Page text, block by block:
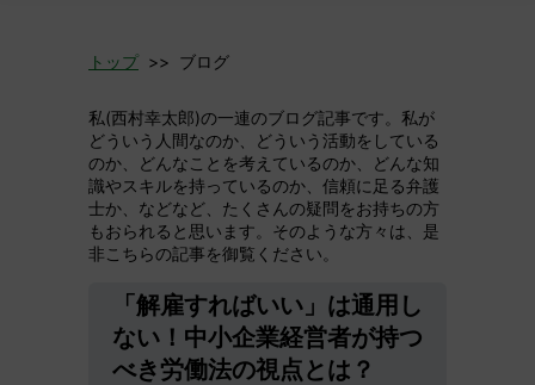
トップ>> ブログ
私(西村幸太郎)の一連のブログ記事です。私が
どういう人間なのか、どういう活動をしている
のか、どんなことを考えているのか、どんな知
識やスキルを持っているのか、信頼に足る弁護
士か、などなど、たくさんの疑問をお持ちの方
もおられると思います。そのような方々は、是
非こちらの記事を御覧ください。
「解雇すればいい」は通用し
ない！中小企業経営者が持つ
べき労働法の視点とは？